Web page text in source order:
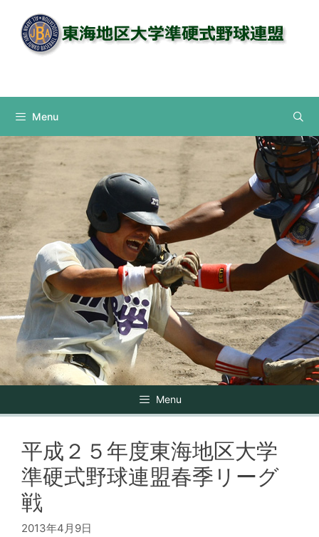
へ
キ
ッ
プ
Menu
Menu
平成２５年度東海地区大学
準硬式野球連盟春季リーグ
戦
2013年4月9日